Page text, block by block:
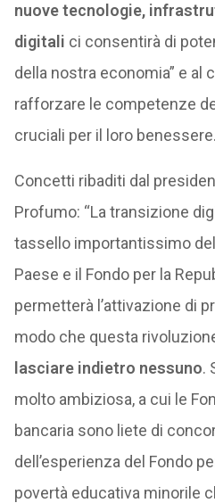
nuove tecnologie,
digitali ci consentirà di
della nostra economia” e al
rafforzare le competenze
cruciali per il loro
Concetti ribaditi dal
Profumo: “La transizione
tassello importantissimo
Paese e il Fondo per la
permetterà l’attivazione di
modo che questa
lasciare indietro nessuno.
molto ambiziosa, a cui le
bancaria sono liete di
dell’esperienza del Fondo
povertà educativa minorile